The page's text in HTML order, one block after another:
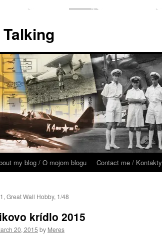
my blog / O mojom blogu Contact me / Kontakty
Great Wall Hobby, 1/48
krídlo 2015
20, 2015 by Meres